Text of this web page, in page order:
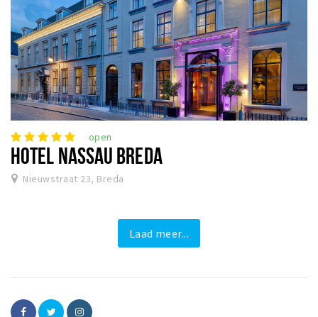
open
HOTEL NASSAU BREDA
Nieuwstraat 23, Breda
Laad meer...